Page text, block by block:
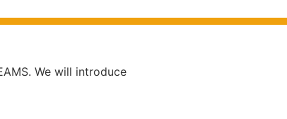
We will introduce